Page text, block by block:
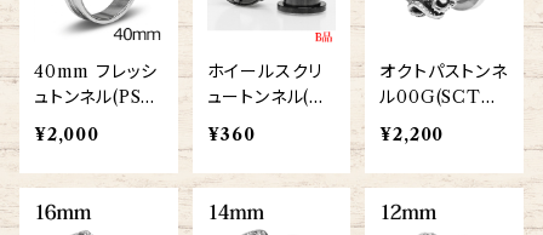
40mm フレッシ
ュトンネル(PSS
CR-40M-SS)
¥2,000
ホイールスクリ
ュートンネル(ZE
R234-BK)
¥360
オクトパストンネ
ル00G(SCTN1
11-00G-SS)
¥2,200